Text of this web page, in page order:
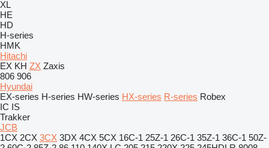
XL
HE
HD
H-series
HMK
Hitachi
EX KH ZX Zaxis
806 906
Hyundai
EX-series H-series HW-series HX-series R-series Robex
IC IS
Trakker
JCB
1CX 2CX 3CX 3DX 4CX 5CX 16C-1 25Z-1 26C-1 35Z-1 36C-1 50Z-